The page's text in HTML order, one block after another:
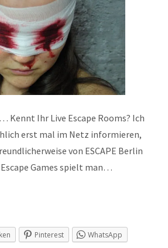
Ihr Live Escape Rooms? Ich
erst mal im Netz informieren,
von ESCAPE Berlin
Games spielt man…
Pinterest
WhatsApp